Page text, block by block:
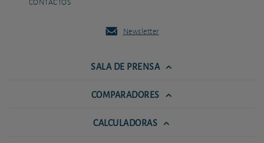
Newsletter
SALA DE PRENSA
COMPARADORES
CALCULADORAS